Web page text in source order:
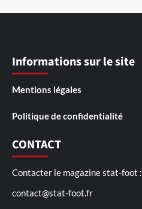
Informations sur le site
Mentions légales
Politique de confidentialité
CONTACT
Contacter le magazine stat-foot :
contact@stat-foot.fr